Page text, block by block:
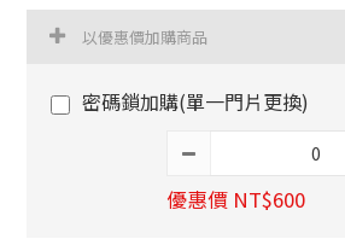
以優惠價加購商品
密碼鎖加購(單一門片更換)
優惠價 NT$600